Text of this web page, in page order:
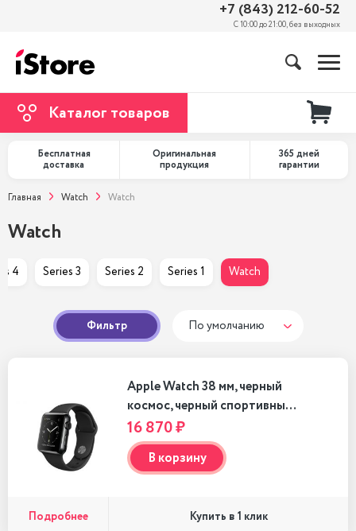
+7 (843) 212-60-52
С 10:00 до 21:00, без выходных
Каталог товаров
Бесплатная
доставка
Оригинальная
продукция
365 дней
гарантии
Главная Watch Watch
Watch
4 Series 3 Series 2 Series 1 Watch
Фильтр По умолчанию
Apple Watch 38 мм, черный
космос, черный спортивны…
16 870 ₽
В корзину
Подробнее Купить в 1 клик